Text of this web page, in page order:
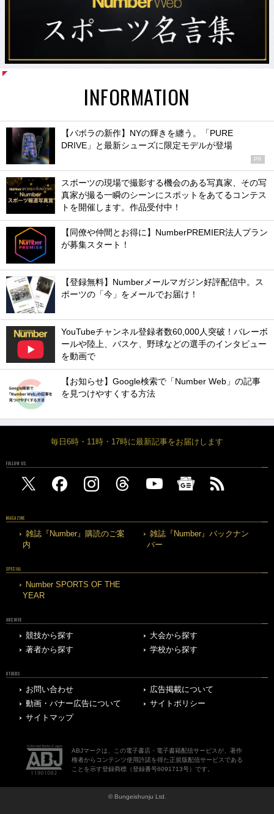
INFORMATION
【バボラの新作】NYの輝きを纏う。「PURE
DRIVE」と最新シューズに限定モデルが登場
PR
スポーツの現場で撮影する機会のある写真家、その写
真家が撮る一瞬のシーンにスポットをあてるコンテス
トを開催します。作品受付中！
【同僚や仲間とお得に】NumberPREMIER法人プラン
が募集スタート！
【登録無料】Numberメールマガジン好評配信中。ス
ポーツの「今」をメールでお届け！
YouTubeチャンネル登録者数60,000人突破！バレーボ
ールや陸上、バスケ、野球などの選手のインタビュー
を動画で
【お知らせ】Google検索で「Number Web」の記事
を見つけやすくする方法
毎日6時・11時・17時に最新記事をお届けします
FOLLOW US
MAGAZINE
雑誌『Number』購読のご案
内
雑誌『Number』バックナン
バー
SPECIAL
Number SPORTS OF THE
YEAR
ARCHIVE
競技から探す
大会から探す
著者から探す
学校から探す
OTHERS
お問い合わせ
広告掲載について
動画・バナー広告について
サイトポリシー
サイトマップ
ABJマークは、この電子書店・電子書籍配信サービスが、著作
権者からコンテンツ使用許諾を得た正規版配信サービスである
ことを示す登録商標（登録番号6091713号）です。
© Bungeishunju Ltd.